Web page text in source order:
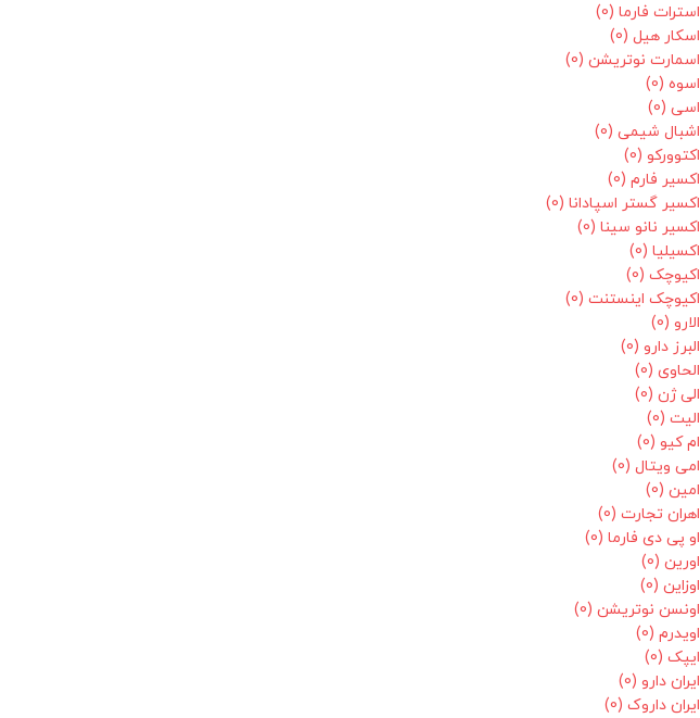
استرات فارما (0)
اسکار هیل (0)
اسمارت نوتریشن (0)
اسوه (0)
اسی (0)
اشبال شیمی (0)
اکتوورکو (0)
اکسیر فارم (0)
اکسیر گستر اسپادانا (0)
اکسیر نانو سینا (0)
اکسیلیا (0)
اکیوچک (0)
اکیوچک اینستنت (0)
الارو (0)
البرز دارو (0)
الحاوی (0)
الی ژن (0)
الیت (0)
ام کیو (0)
امی ویتال (0)
امین (0)
اهران تجارت (0)
او پی دی فارما (0)
اورین (0)
اوزاین (0)
اونسن نوتریشن (0)
اویدرم (0)
ایپک (0)
ایران دارو (0)
ایران داروک (0)